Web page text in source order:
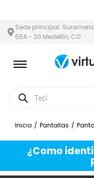
Sede principal:
65A - 20 Medellín, CO
Inicio / Pantallas /
¿Como